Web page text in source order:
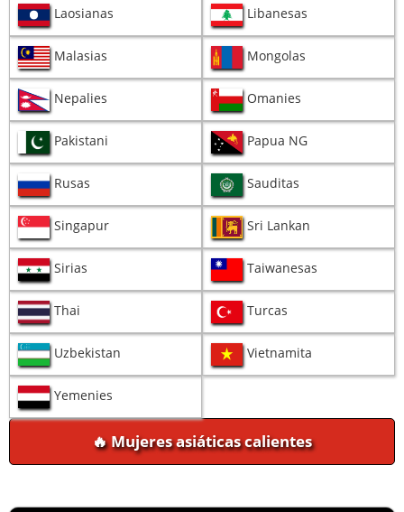
Laosianas Libanesas
Malasias Mongolas
Nepalies Omanies
Pakistani Papua NG
Rusas Sauditas
Singapur Sri Lankan
Sirias Taiwanesas
Thai Turcas
Uzbekistan Vietnamita
Yemenies
🔥 Mujeres asiáticas calientes